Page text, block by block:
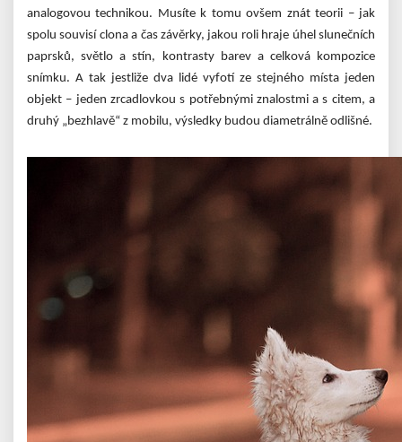
analogovou technikou. Musíte k tomu ovšem znát teorii – jak
spolu souvisí clona a čas závěrky, jakou roli hraje úhel slunečních
paprsků, světlo a stín, kontrasty barev a celková kompozice
snímku. A tak jestliže dva lidé vyfotí ze stejného místa jeden
objekt – jeden zrcadlovkou s potřebnými znalostmi a s citem, a
druhý „bezhlavě“ z mobilu, výsledky budou diametrálně odlišné.